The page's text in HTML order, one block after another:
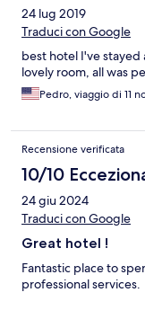
24 lug 2019
Traduci con Google
best hotel I've stayed
lovely room, all was
Pedro, viaggio di 11
Recensione verificata
10/10
24 giu 2024
Traduci con Google
Great hotel !
Fantastic place to
professional services.